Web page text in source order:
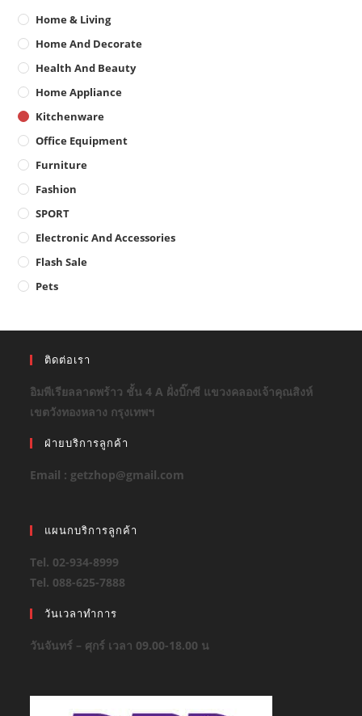
Home & Living
Home And Decorate
Health And Beauty
Home Appliance
Kitchenware
Office Equipment
Furniture
Fashion
SPORT
Electronic And Accessories
Flash Sale
Pets
ติดต่อเรา
อิมพีเรียลลาดพร้าว ชั้น 4 A ฝั่งบิ๊กซี แขวงคลองเจ้าคุณสิงห์
เขตวังทองหลาง กรุงเทพฯ
ฝ่ายบริการลูกค้า
Email : getzhop@gmail.com
แผนกบริการลูกค้า
Tel. 02-934-8999
Tel. 088-625-7888
วันเวลาทำการ
วันจันทร์ – ศุกร์ เวลา 09.00-18.00 น